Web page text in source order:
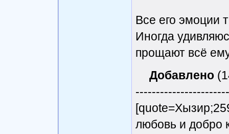
Все его эмоции
Иногда
прощают всё
Добавлено
любовь и добро